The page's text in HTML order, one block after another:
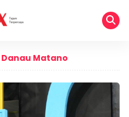
Danau Matano